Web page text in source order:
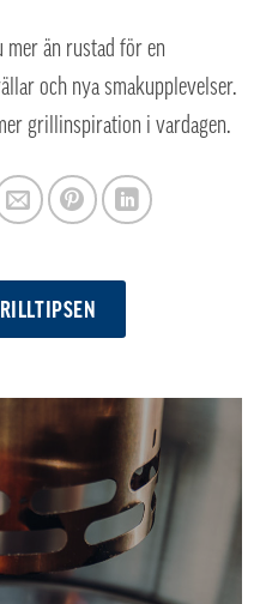
än rustad för en
och nya smakupplevelser.
grillinspiration i vardagen.